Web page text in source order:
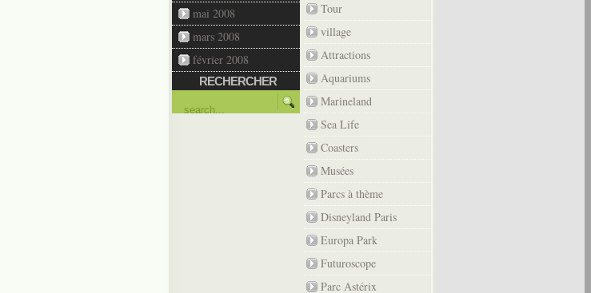
mai 2008
mars 2008
février 2008
RECHERCHER
Tour
village
Attractions
Aquariums
Marineland
Sea Life
Coasters
Musées
Parcs à thème
Disneyland Paris
Europa Park
Futuroscope
Parc Astérix